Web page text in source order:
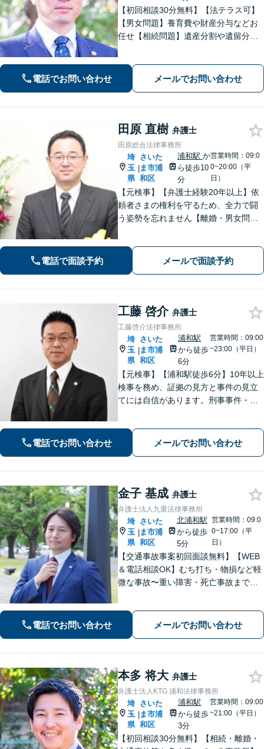
【初回相談30分無料】【法テラス可】
【男女問題】養育費や財産分与などお
任せ【相続問題】遺産分割や遺留分、
も的確に解決【休日・夜間面談可】
【浦和駅3分】
電話でお問い合わせ メールでお問い合わせ
田原 直樹 弁護士
田原総合法律事務所
埼
玉
県
|
さいた
ま市浦
和区
浦和駅 か
ら徒歩10
分
営業時間：09:0
0~20:00（平
日）
【元検事】【弁護士経験20年以上】依
頼者さまの権利を守るため、全力で闘
う姿勢を忘れません【離婚・男女問
分・遺留分にも積極的に対応【夜間／
休日の相談可能】
電話で面談予約 メールで面談予約
工藤 啓介 弁護士
工藤啓介法律事務所
埼
玉
県
|
さいた
ま市浦
和区
浦和駅
から徒歩
6分
営業時間：09:00
~23:00（平日）
【元検事】【浦和駅徒歩6分】10年以上
検事を務め、証拠の見方と事件の見立
てには自信があります。刑事事件・離
わせ下さい。
電話でお問い合わせ メールでお問い合わせ
金子 基成 弁護士
弁護士法人九重法律事務所
埼
玉
県
|
さいた
ま市浦
和区
北浦和駅
から徒歩
5分
営業時間：09:0
0~17:00（平
日）
【交通事故事案初回面談無料】【WEB
＆電話相談OK】むち打ち・物損など軽
微な事故〜重い障害・死亡事故まで、
解決まで全て弁護士が対応し、負担を
軽減します【北浦和駅7分】
電話でお問い合わせ メールでお問い合わせ
本多 将大 弁護士
弁護士法人KTG 浦和法律事務所
埼
玉
県
|
さいた
ま市浦
和区
浦和駅
から徒歩
3分
営業時間：09:00
~21:00（平日）
【初回相談30分無料】【相続・離婚・